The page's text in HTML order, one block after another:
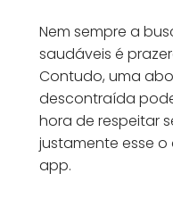
Nem sempre a
saudáveis é
Contudo, uma
descontraída
hora de respeitar
justamente esse
app.